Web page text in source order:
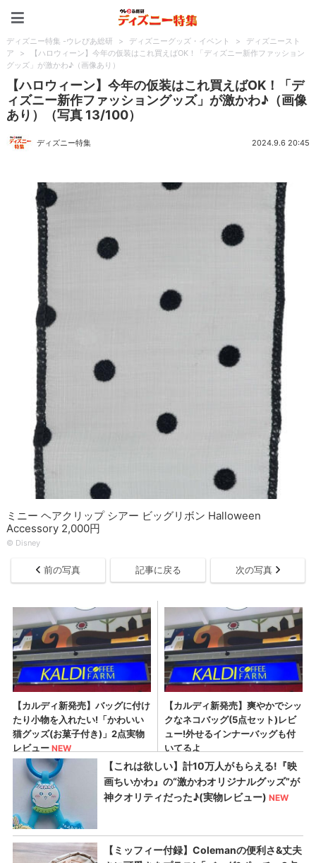
ディズニー特集 -ウレぴあ総研 > ディズニーグッズ・イベント >
ディズニースト
ア
>
【ハロウィーン】今年の仮装はこれ買えばOK！「ディズニー新作ファッション
グッズ」が激かわ♪（画像あり）
【ハロウィーン】今年の仮装はこれ買えばOK！「デ
ィズニー新作ファッショングッズ」が激かわ♪（画像
あり）（写真 13/100）
ディズニー特集 2024.9.6 20:45
ミニー ヘアクリップ シアー ビッグリボン Halloween
Accessory 2,000円
© Disney
前の写真 記事に戻る 次の写真